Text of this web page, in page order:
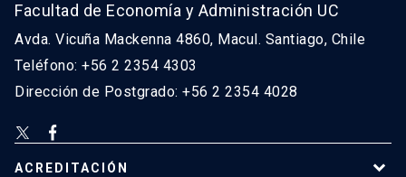
Facultad de Economía y Administración UC
Avda. Vicuña Mackenna 4860, Macul. Santiago, Chile
Teléfono: +56 2 2354 4303
Dirección de Postgrado: +56 2 2354 4028
ACREDITACIÓN